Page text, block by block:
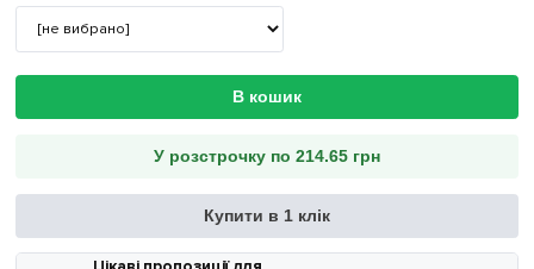
В кошик
У розстрочку по 214.65 грн
Купити в 1 клік